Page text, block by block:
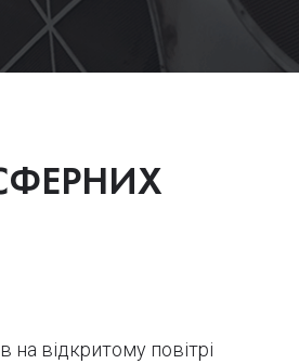
на відкритому повітрі